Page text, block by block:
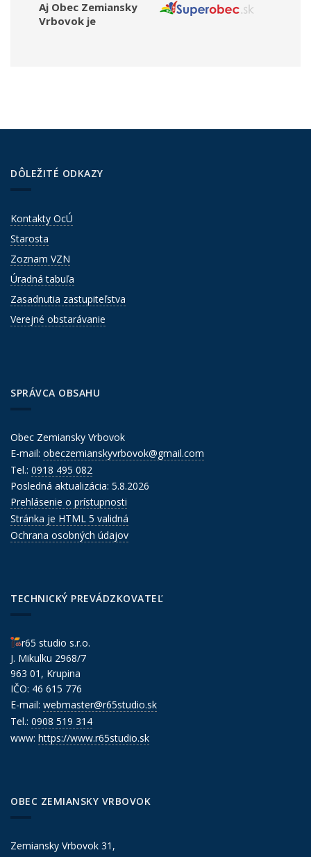
Aj Obec Zemiansky
Vrbovok je
DÔLEŽITÉ ODKAZY
Kontakty OcÚ
Starosta
Zoznam VZN
Úradná tabuľa
Zasadnutia zastupiteľstva
Verejné obstarávanie
SPRÁVCA OBSAHU
Obec Zemiansky Vrbovok
E-mail: obeczemianskyvrbovok@gmail.com
Tel.: 0918 495 082
Posledná aktualizácia: 5.8.2026
Prehlásenie o prístupnosti
Stránka je HTML 5 validná
Ochrana osobných údajov
TECHNICKÝ PREVÁDZKOVATEĽ
r65 studio s.r.o.
J. Mikulku 2968/7
963 01, Krupina
IČO: 46 615 776
E-mail: webmaster@r65studio.sk
Tel.: 0908 519 314
www: https://www.r65studio.sk
OBEC ZEMIANSKY VRBOVOK
Zemiansky Vrbovok 31,